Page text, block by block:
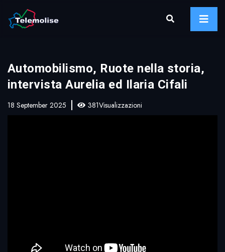
Automobilismo, Ruote nella storia,
intervista Aurelia ed Ilaria Cifali
18 September 2025 381Visualizzazioni